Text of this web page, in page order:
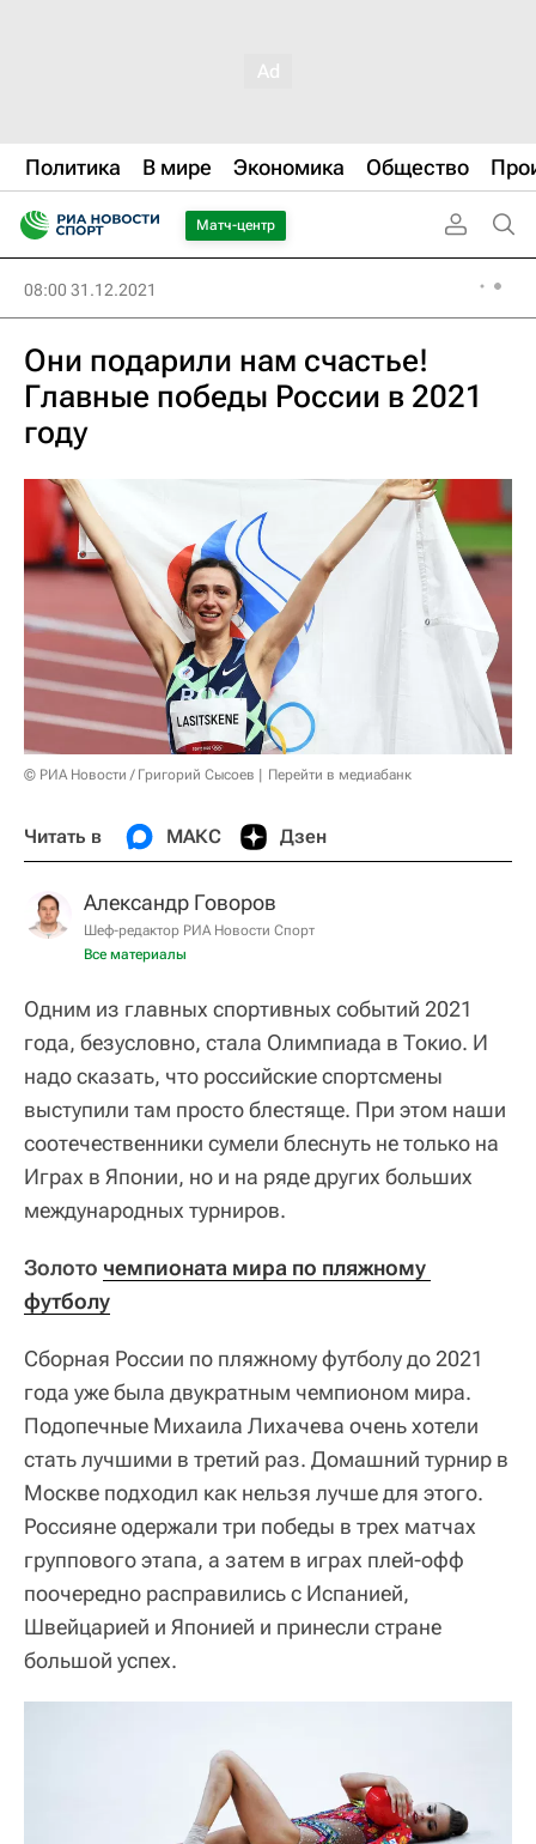
Политика В мире Экономика Общество
Матч-центр
08:00 31.12.2021
Они подарили нам счастье!
Главные победы России в 2021
году
© РИА Новости / Григорий Сысоев Перейти в медиабанк
Читать в МАКС Дзен
Александр Говоров
Шеф-редактор РИА Новости Спорт
Все материалы
Одним из главных спортивных событий 2021
года, безусловно, стала Олимпиада в Токио. И
надо сказать, что российские спортсмены
выступили там просто блестяще. При этом наши
соотечественники сумели блеснуть не только на
Играх в Японии, но и на ряде других больших
международных турниров.
Золото чемпионата мира по пляжному
футболу
Сборная России по пляжному футболу до 2021
года уже была двукратным чемпионом мира.
Подопечные Михаила Лихачева очень хотели
стать лучшими в третий раз. Домашний турнир в
Москве подходил как нельзя лучше для этого.
Россияне одержали три победы в трех матчах
группового этапа, а затем в играх плей-офф
поочередно расправились с Испанией,
Швейцарией и Японией и принесли стране
большой успех.